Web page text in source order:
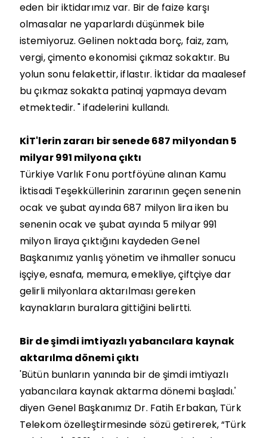
eden bir iktidarımız var. Bir de faize karşı
olmasalar ne yaparlardı düşünmek bile
istemiyoruz. Gelinen noktada borç, faiz, zam,
vergi, çimento ekonomisi çıkmaz sokaktır. Bu
yolun sonu felakettir, iflastır. İktidar da maalesef
bu çıkmaz sokakta patinaj yapmaya devam
etmektedir. " ifadelerini kullandı.
KİT'lerin zararı bir senede 687 milyondan 5
milyar 991 milyona çıktı
Türkiye Varlık Fonu portföyüne alınan Kamu
İktisadi Teşekküllerinin zararının geçen senenin
ocak ve şubat ayında 687 milyon lira iken bu
senenin ocak ve şubat ayında 5 milyar 991
milyon liraya çıktığını kaydeden Genel
Başkanımız yanlış yönetim ve ihmaller sonucu
işçiye, esnafa, memura, emekliye, çiftçiye dar
gelirli milyonlara aktarılması gereken
kaynakların buralara gittiğini belirtti.
Bir de şimdi imtiyazlı yabancılara kaynak
aktarılma dönemi çıktı
'Bütün bunların yanında bir de şimdi imtiyazlı
yabancılara kaynak aktarma dönemi başladı.'
diyen Genel Başkanımız Dr. Fatih Erbakan, Türk
Telekom özelleştirmesinde sözü getirerek, “Türk